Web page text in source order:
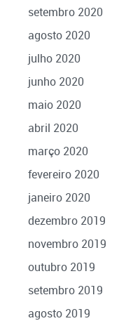
setembro 2020
agosto 2020
julho 2020
junho 2020
maio 2020
abril 2020
março 2020
fevereiro 2020
janeiro 2020
dezembro 2019
novembro 2019
outubro 2019
setembro 2019
agosto 2019